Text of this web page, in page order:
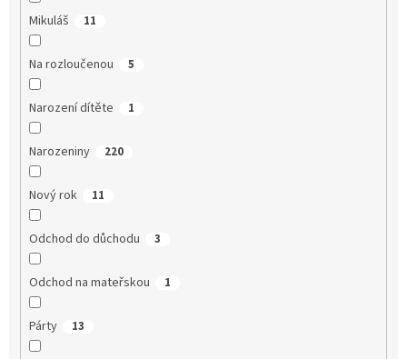
Mikuláš 11
Na rozloučenou 5
Narození dítěte 1
Narozeniny 220
Nový rok 11
Odchod do důchodu 3
Odchod na mateřskou 1
Párty 13